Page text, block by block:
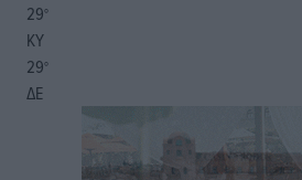
29°
ΚΥ
29°
ΔΕ